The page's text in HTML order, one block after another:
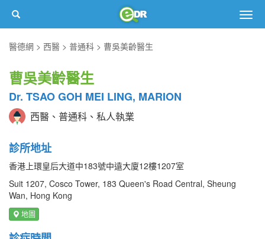
醫德網
西醫 普通科 曹吳美齡醫生
曹吳美齡醫生
Dr. TSAO GOH MEI LING, MARION
西醫、普通科、私人執業
診所地址
香港上環皇后大道中183號中遠大廈12樓1207室
Suit 1207, Cosco Tower, 183 Queen's Road Central, Sheung
Wan, Hong Kong
地圖